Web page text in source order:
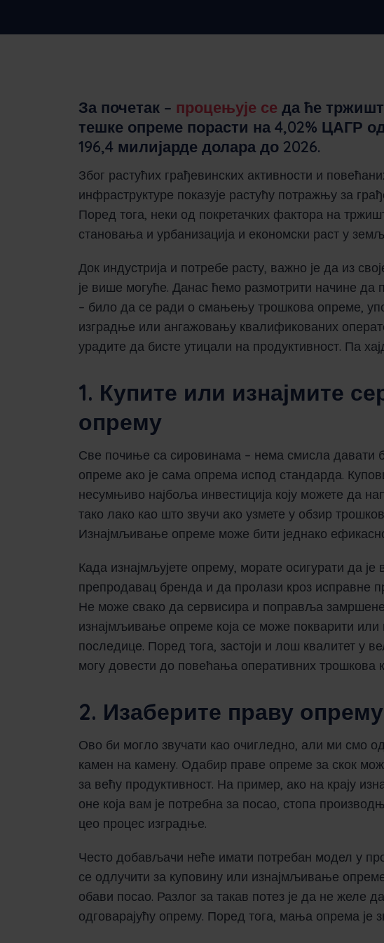
За почетак – процењује се да ће
тешке опреме порасти на 4,02% ЦАГР
196,4 милијарде долара до 2026.
Због растућих грађевинских активности и
инфраструктуре показује растућу потражњу за
Поред тога, неки од покретачких фактора на
становања и урбанизација и економски раст у
Док индустрија и потребе расту, важно је да из
је више могуће. Данас ћемо размотрити начине
– било да се ради о смањењу трошкова опреме,
изградње или ангажовању квалификованих
урадите да бисте утицали на продуктивност. Па
1. Купите или изнајмите
опрему
Све почиње са сировинама – нема смисла давати
опреме ако је сама опрема испод стандарда.
несумњиво најбоља инвестиција коју можете да
тако лако као што звучи ако узмете у обзир
Изнајмљивање опреме може бити једнако
Када изнајмљујете опрему, морате осигурати да
препродавац бренда и да пролази кроз исправне
Не може свако да сервисира и поправља
изнајмљивање опреме која се може покварити
последице. Поред тога, застоји и лош квалитет у
могу довести до повећања оперативних трошкова
2. Изаберите праву опрему
Ово би могло звучати као очигледно, али ми смо
камен на камену. Одабир праве опреме за скок
за већу продуктивност. На пример, ако на крају
оне која вам је потребна за посао, стопа
цео процес изградње.
Често добављачи неће имати потребан модел у
се одлучити за куповину или изнајмљивање
обави посао. Разлог за такав потез је да не желе
одговарајућу опрему. Поред тога, мања опрема је